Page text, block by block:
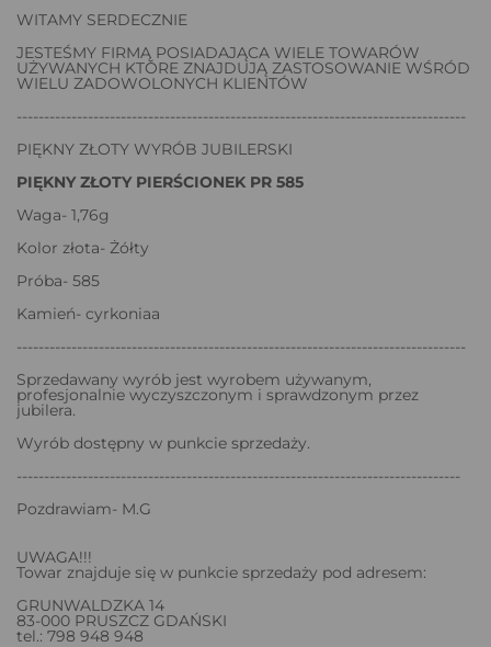
WITAMY SERDECZNIE
JESTEŚMY FIRMĄ POSIADAJĄCA WIELE TOWARÓW
UŻYWANYCH KTÓRE ZNAJDUJĄ ZASTOSOWANIE WŚRÓD
WIELU ZADOWOLONYCH KLIENTÓW
----------------------------------------------------------------------------------
PIĘKNY ZŁOTY WYRÓB JUBILERSKI
PIĘKNY ZŁOTY PIERŚCIONEK PR 585
Waga- 1,76g
Kolor złota- Żółty
Próba- 585
Kamień- cyrkoniaa
----------------------------------------------------------------------------------
Sprzedawany wyrób jest wyrobem używanym,
profesjonalnie wyczyszczonym i sprawdzonym przez
jubilera.
Wyrób dostępny w punkcie sprzedaży.
---------------------------------------------------------------------------------
Pozdrawiam- M.G
UWAGA!!!
Towar znajduje się w punkcie sprzedaży pod adresem:
GRUNWALDZKA 14
83-000 PRUSZCZ GDAŃSKI
tel.: 798 948 948